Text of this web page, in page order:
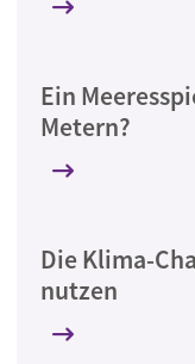
Ein
Metern?
Die Klima-
nutzen